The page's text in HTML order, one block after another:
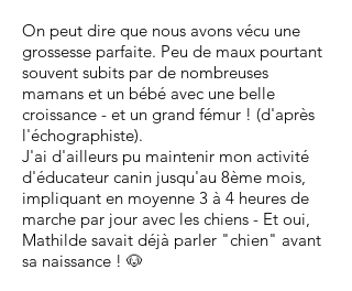
On peut dire que nous avons vécu une
grossesse parfaite. Peu de maux pourtant
souvent subits par de nombreuses
mamans et un bébé avec une belle
croissance - et un grand fémur ! (d'après
l'échographiste).
J'ai d'ailleurs pu maintenir mon activité
d'éducateur canin jusqu'au 8ème mois,
impliquant en moyenne 3 à 4 heures de
marche par jour avec les chiens - Et oui,
Mathilde savait déjà parler "chien" avant
sa naissance ! 🐶